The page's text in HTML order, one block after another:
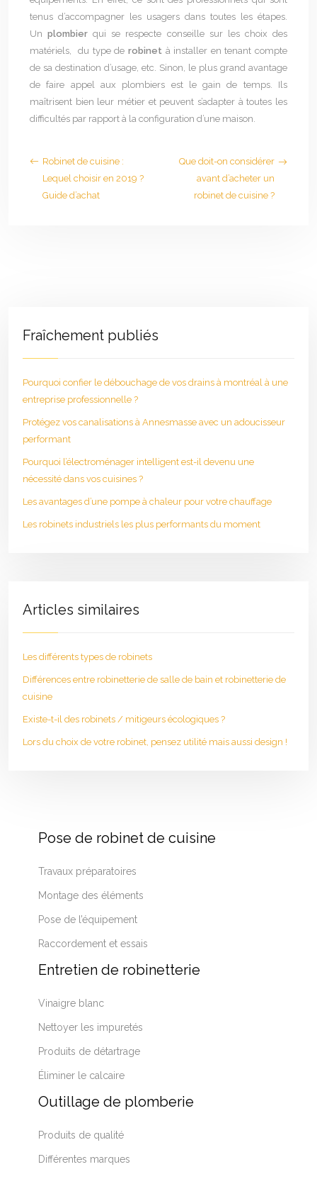
tenus d’accompagner les usagers dans toutes les étapes.
Unplombier qui se respecte conseille sur les choix des
matériels, du type de robinet à installer en tenant compte
de sa destination d’usage, etc. Sinon, le plus grand avantage
de faire appel aux plombiers est le gain de temps. Ils
maîtrisent bien leur métier et peuvent s’adapter à toutes les
difficultés par rapport à la configuration d’une maison.
Robinet de cuisine :
Lequel choisir en 2019 ?
Guide d’achat
Que doit-on considérer
avant d’acheter un
robinet de cuisine ?
Fraîchement publiés
Pourquoi confier le débouchage de vos drains à montréal à une
entreprise professionnelle ?
Protégez vos canalisations à Annesmasse avec un adoucisseur
performant
Pourquoi l’électroménager intelligent est-il devenu une
nécessité dans vos cuisines ?
Les avantages d’une pompe à chaleur pour votre chauffage
Les robinets industriels les plus performants du moment
Articles similaires
Les différents types de robinets
Différences entre robinetterie de salle de bain et robinetterie de
cuisine
Existe-t-il des robinets / mitigeurs écologiques ?
Lors du choix de votre robinet, pensez utilité mais aussi design !
Pose de robinet de cuisine
Travaux préparatoires
Montage des éléments
Pose de l’équipement
Raccordement et essais
Entretien de robinetterie
Vinaigre blanc
Nettoyer les impuretés
Produits de détartrage
Éliminer le calcaire
Outillage de plomberie
Produits de qualité
Différentes marques